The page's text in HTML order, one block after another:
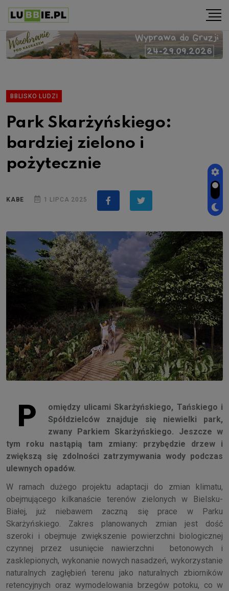
BBLISKO LUDZI
Park Skarżyńskiego:
bardziej zielono i
pożytecznie
KABE 1 LIPCA 2025
P
omiędzy ulicami Skarżyńskiego, Tańskiego i
Spółdzielców znajduje się niewielki park,
zwany Parkiem Skarżyńskiego. Jeszcze w
tym roku nastąpią tam zmiany: przybędzie drzew i
zwiększą się zdolności zatrzymywania wody podczas
ulewnych opadów.
W ramach dużego projektu adaptacji do zmian klimatu,
obejmującego kilkanaście terenów zielonych w Bielsku-
Białej, już niebawem zaczną się prace w Parku
Skarżyńskiego. Zakres planowanych zmian jest dość
szeroki i obejmuje zwiększenie powierzchni biologicznej
czynnej przez usunięcie nawierzchni betonowych i
zasklepionych, wykonanie nowych nasadzeń, wykorzystanie
naturalnych zagłębień terenu jako naturalnych zbiorników
retencyjnych oraz wymodelowania brzegów potoku, co w